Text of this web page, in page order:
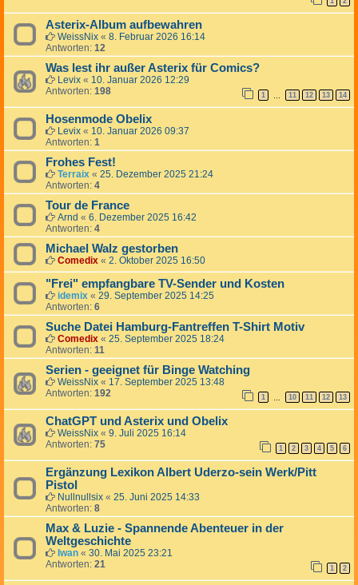
Asterix-Album aufbewahren
WeissNix « 8. Februar 2026 16:14
Antworten: 12
Was lest ihr außer Asterix für Comics?
Levix « 10. Januar 2026 12:29
Antworten: 198 1 … 11 12 13 14
Hosenmode Obelix
Levix « 10. Januar 2026 09:37
Antworten: 1
Frohes Fest!
Terraix « 25. Dezember 2025 21:24
Antworten: 4
Tour de France
Arnd « 6. Dezember 2025 16:42
Antworten: 4
Michael Walz gestorben
Comedix « 2. Oktober 2025 16:50
"Frei" empfangbare TV-Sender und Kosten
idemix « 29. September 2025 14:25
Antworten: 6
Suche Datei Hamburg-Fantreffen T-Shirt Motiv
Comedix « 25. September 2025 18:24
Antworten: 11
Serien - geeignet für Binge Watching
WeissNix « 17. September 2025 13:48
Antworten: 192 1 … 10 11 12 13
ChatGPT und Asterix und Obelix
WeissNix « 9. Juli 2025 16:14
Antworten: 75 1 2 3 4 5 6
Ergänzung Lexikon Albert Uderzo-sein Werk/Pitt
Pistol
Nullnullsix « 25. Juni 2025 14:33
Antworten: 8
Max & Luzie - Spannende Abenteuer in der
Weltgeschichte
Iwan « 30. Mai 2025 23:21
Antworten: 21 1 2